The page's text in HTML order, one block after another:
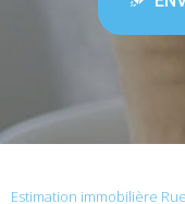
Estimation immobilière